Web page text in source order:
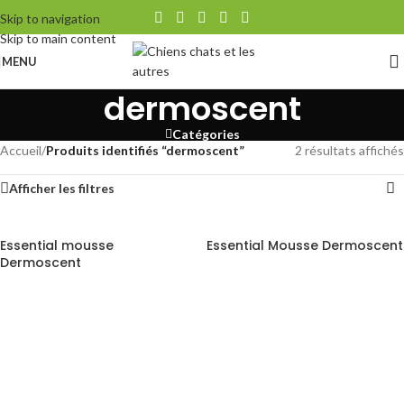
Skip to navigation
Skip to main content
MENU
dermoscent
Catégories
Accueil/Produits identifiés “dermoscent” 2 résultats affichés
Afficher les filtres
Essential mousse
Dermoscent
Essential Mousse Dermoscent